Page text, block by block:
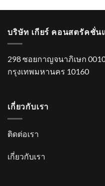
บริษัท เกียร์ คอนสตรัคชั่
298 ซอยกาญจนาภิเษก
กรุงเทพมหานคร 10160
เกี่ยวกับเรา
ติดต่อเรา
เกี่ยวกับเรา